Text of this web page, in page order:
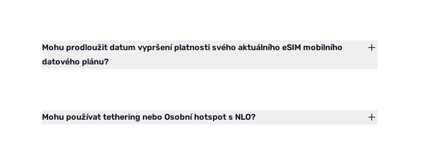
Mohu prodloužit datum vypršení platnosti svého aktuálního eSIM mobilního
datového plánu?
Mohu používat tethering nebo Osobní hotspot s NLO?